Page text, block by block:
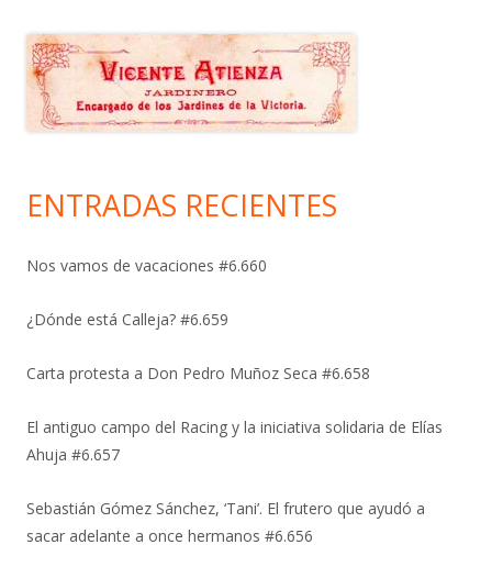
ENTRADAS RECIENTES
Nos vamos de vacaciones #6.660
¿Dónde está Calleja? #6.659
Carta protesta a Don Pedro Muñoz Seca #6.658
El antiguo campo del Racing y la iniciativa solidaria de Elías
Ahuja #6.657
Sebastián Gómez Sánchez, ‘Tani’. El frutero que ayudó a
sacar adelante a once hermanos #6.656